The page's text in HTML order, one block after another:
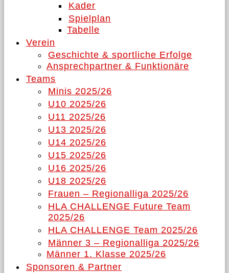
Kader
Spielplan
Tabelle
Verein
Geschichte & sportliche Erfolge
Ansprechpartner & Funktionäre
Teams
Minis 2025/26
U10 2025/26
U11 2025/26
U13 2025/26
U14 2025/26
U15 2025/26
U16 2025/26
U18 2025/26
Frauen – Regionalliga 2025/26
HLA CHALLENGE Future Team
2025/26
HLA CHALLENGE Team 2025/26
Männer 3 – Regionalliga 2025/26
Männer 1. Klasse 2025/26
Sponsoren & Partner